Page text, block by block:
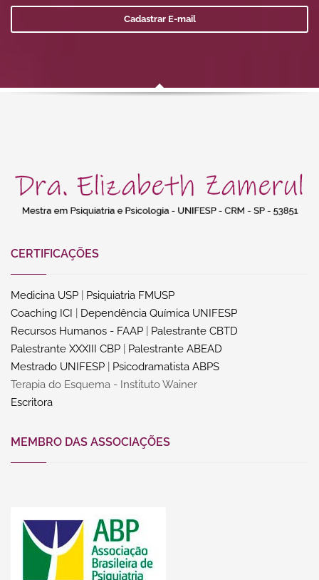
CERTIFICAÇÕES
Medicina USP
Psiquiatria FMUSP
Coaching ICI
Dependência Química UNIFESP
Recursos Humanos - FAAP
Palestrante CBTD
Palestrante XXXIII CBP
Palestrante ABEAD
Mestrado UNIFESP
Psicodramatista ABPS
Terapia do Esquema - Instituto Wainer
Escritora
MEMBRO DAS ASSOCIAÇÕES